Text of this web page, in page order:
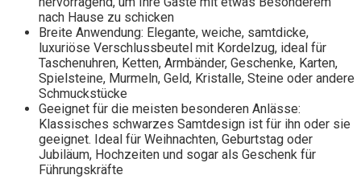
nach Hause zu schicken
Breite Anwendung: Elegante, weiche, samtdicke,
luxuriöse Verschlussbeutel mit Kordelzug, ideal für
Taschenuhren, Ketten, Armbänder, Geschenke, Karten,
Spielsteine, Murmeln, Geld, Kristalle, Steine ​​oder andere
Schmuckstücke
Geeignet für die meisten besonderen Anlässe:
Klassisches schwarzes Samtdesign ist für ihn oder sie
geeignet. Ideal für Weihnachten, Geburtstag oder
Jubiläum, Hochzeiten und sogar als Geschenk für
Führungskräfte